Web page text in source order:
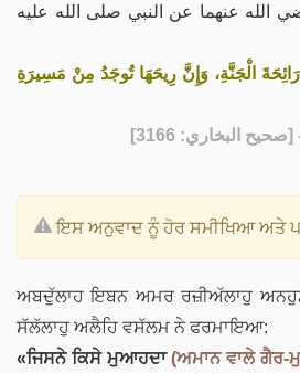
الله عنهما عن النبي صلى الله عليه
الْجَنَّةِ، وَإِنَّ رِيحَهَا تُوجَدُ مِنْ مَسِيرَةِ
البخاري: 3166]
ਇਸ ਅਨੁਵਾਦ ਨੂੰ ਹੋਰ ਸਮੀਖਿਆ ਅਤੇ
ਅਬਦੁੱਲਾਹ ਇਬਨ ਅਮਰ ਰਜ਼ੀਅੱਲਾਹੁ
ਸੱਲੱਲਾਹੁ ਅਲੈਹਿ ਵਸੱਲਮ ਨੇ ਫਰਮਾਇਆ:
«ਜਿਸਨੇ ਕਿਸੇ ਮੁਆਹਦਾ(ਅਮਾਨ ਵਾਲੇ ਗੈਰ-